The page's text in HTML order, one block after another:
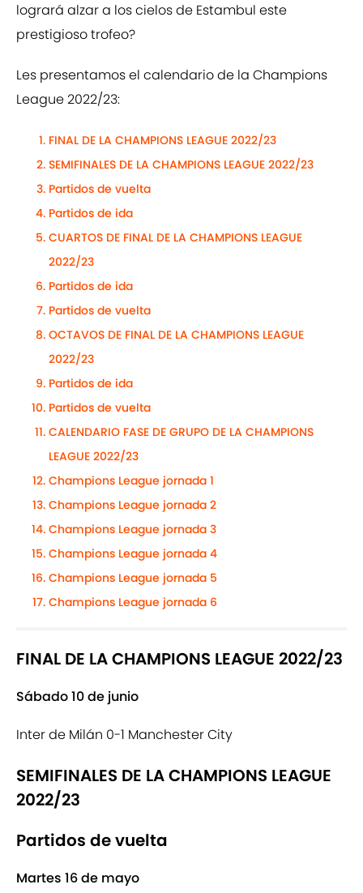
logrará alzar a los cielos de Estambul este
prestigioso trofeo?
Les presentamos el calendario de la Champions
League 2022/23:
FINAL DE LA CHAMPIONS LEAGUE 2022/23
SEMIFINALES DE LA CHAMPIONS LEAGUE 2022/23
Partidos de vuelta
Partidos de ida
CUARTOS DE FINAL DE LA CHAMPIONS LEAGUE
2022/23
Partidos de ida
Partidos de vuelta
OCTAVOS DE FINAL DE LA CHAMPIONS LEAGUE
2022/23
Partidos de ida
Partidos de vuelta
CALENDARIO FASE DE GRUPO DE LA CHAMPIONS
LEAGUE 2022/23
Champions League jornada 1
Champions League jornada 2
Champions League jornada 3
Champions League jornada 4
Champions League jornada 5
Champions League jornada 6
FINAL DE LA CHAMPIONS LEAGUE 2022/23
Sábado 10 de junio
Inter de Milán 0-1 Manchester City
SEMIFINALES DE LA CHAMPIONS LEAGUE
2022/23
Partidos de vuelta
Martes 16 de mayo